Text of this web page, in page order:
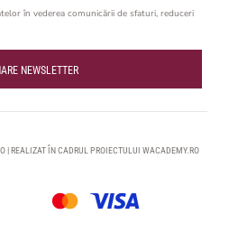
în vederea comunicării de sfaturi, reduceri
NEWSLETTER
| REALIZAT ÎN CADRUL PROIECTULUI WACADEMY.RO